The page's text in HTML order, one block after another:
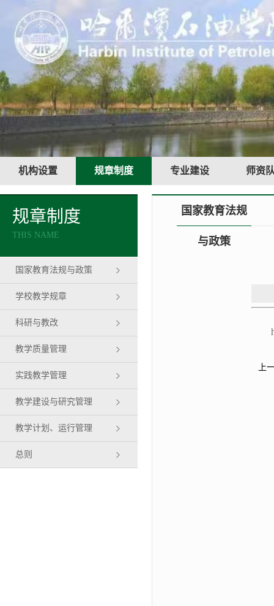
机构设置 规章制度 专业建设 师资
规章制度
THIS NAME
国家教育法规与政策
学校教学规章
科研与教改
教学质量管理
实践教学管理
教学建设与研究管理
教学计划、运行管理
总则
国家教育法规
与政策
上